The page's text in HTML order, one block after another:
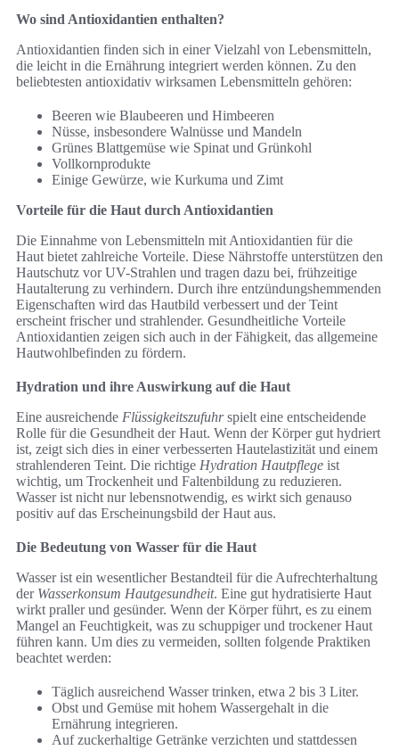
Wo sind Antioxidantien enthalten?
Antioxidantien finden sich in einer Vielzahl von Lebensmitteln,
die leicht in die Ernährung integriert werden können. Zu den
beliebtesten antioxidativ wirksamen Lebensmitteln gehören:
Beeren wie Blaubeeren und Himbeeren
Nüsse, insbesondere Walnüsse und Mandeln
Grünes Blattgemüse wie Spinat und Grünkohl
Vollkornprodukte
Einige Gewürze, wie Kurkuma und Zimt
Vorteile für die Haut durch Antioxidantien
Die Einnahme von Lebensmitteln mit Antioxidantien für die
Haut bietet zahlreiche Vorteile. Diese Nährstoffe unterstützen den
Hautschutz vor UV-Strahlen und tragen dazu bei, frühzeitige
Hautalterung zu verhindern. Durch ihre entzündungshemmenden
Eigenschaften wird das Hautbild verbessert und der Teint
erscheint frischer und strahlender. Gesundheitliche Vorteile
Antioxidantien zeigen sich auch in der Fähigkeit, das allgemeine
Hautwohlbefinden zu fördern.
Hydration und ihre Auswirkung auf die Haut
Eine ausreichende Flüssigkeitszufuhrspielt eine entscheidende
Rolle für die Gesundheit der Haut. Wenn der Körper gut hydriert
ist, zeigt sich dies in einer verbesserten Hautelastizität und einem
strahlenderen Teint. Die richtige Hydration Hautpflege ist
wichtig, um Trockenheit und Faltenbildung zu reduzieren.
Wasser ist nicht nur lebensnotwendig, es wirkt sich genauso
positiv auf das Erscheinungsbild der Haut aus.
Die Bedeutung von Wasser für die Haut
Wasser ist ein wesentlicher Bestandteil für die Aufrechterhaltung
der Wasserkonsum Hautgesundheit. Eine gut hydratisierte Haut
wirkt praller und gesünder. Wenn der Körper führt, es zu einem
Mangel an Feuchtigkeit, was zu schuppiger und trockener Haut
führen kann. Um dies zu vermeiden, sollten folgende Praktiken
beachtet werden:
Täglich ausreichend Wasser trinken, etwa 2 bis 3 Liter.
Obst und Gemüse mit hohem Wassergehalt in die
Ernährung integrieren.
Auf zuckerhaltige Getränke verzichten und stattdessen